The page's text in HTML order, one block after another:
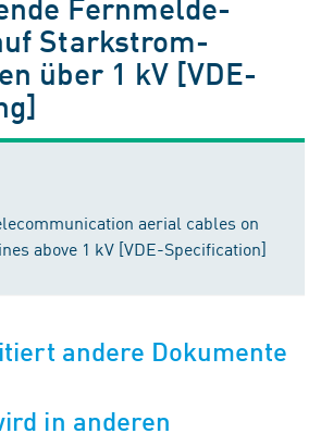
Starkstrom-
über 1 kV [VDE-
aerial cables on
above 1 kV [VDE-Specification]
andere Dokumente
in anderen